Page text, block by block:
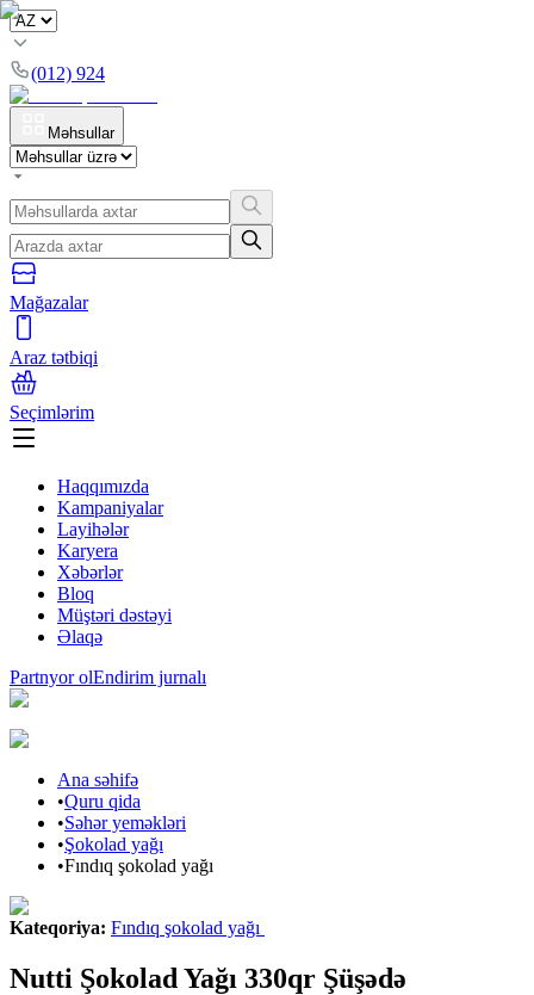
(012) 924
Məhsullar
Mağazalar
Araz tətbiqi
Seçimlərim
Haqqımızda
Kampaniyalar
Layihələr
Karyera
Xəbərlər
Bloq
Müştəri dəstəyi
Əlaqə
Partnyor olEndirim jurnalı
Ana səhifə
•Quru qida
•Səhər yeməkləri
•Şokolad yağı
•Fındıq şokolad yağı
Kateqoriya: Fındıq şokolad yağı
Nutti Şokolad Yağı 330qr Şüşədə